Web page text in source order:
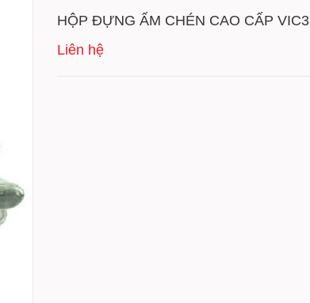
HỘP ĐỰNG ẤM CHÉN CAO CẤP VIC3
Liên hệ